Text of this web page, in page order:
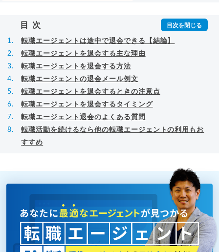
目次
転職エージェントは途中で退会できる【結論】
転職エージェントを退会する主な理由
転職エージェントを退会する方法
転職エージェントの退会メール例文
転職エージェントを退会するときの注意点
転職エージェントを退会するタイミング
転職エージェント退会のよくある質問
転職活動を続けるなら他の転職エージェントの利用もお
すすめ